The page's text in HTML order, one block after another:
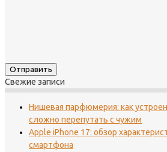
Свежие записи
Нишевая парфюмерия: как
сложно перепутать с чужим
Apple iPhone 17: обзор
смартфона